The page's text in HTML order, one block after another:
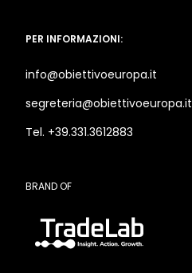
PER INFORMAZIONI:
info@obiettivoeuropa.it
segreteria@obiettivoeuropa.it
Tel. +39.331.3612883
BRAND OF